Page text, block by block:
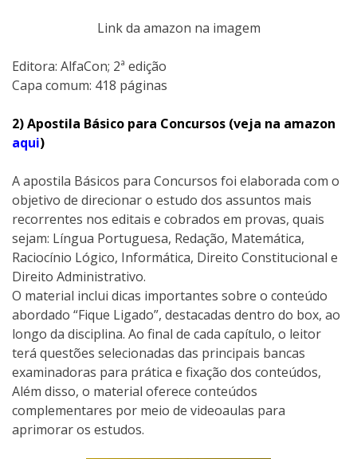
Link da amazon na imagem
Editora:‎ AlfaCon; 2ª edição
Capa comum:‎ 418 páginas
2) Apostila Básico para Concursos (veja na amazon
aqui)
A apostila Básicos para Concursos foi elaborada com o
objetivo de direcionar o estudo dos assuntos mais
recorrentes nos editais e cobrados em provas, quais
sejam: Língua Portuguesa, Redação, Matemática,
Raciocínio Lógico, Informática, Direito Constitucional e
Direito Administrativo.
O material inclui dicas importantes sobre o conteúdo
abordado “Fique Ligado”, destacadas dentro do box, ao
longo da disciplina. Ao final de cada capítulo, o leitor
terá questões selecionadas das principais bancas
examinadoras para prática e fixação dos conteúdos,
Além disso, o material oferece conteúdos
complementares por meio de videoaulas para
aprimorar os estudos.